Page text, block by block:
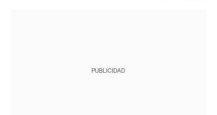
PUBLICIDAD